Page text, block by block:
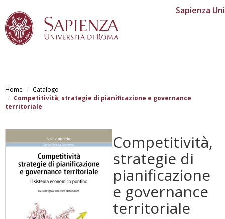
contenuto
principale
Sapienza
Home
Catalogo
Competitività, strategie di pianificazione e governance
territoriale
Competitività,
strategie di
pianificazione
e governance
territoriale